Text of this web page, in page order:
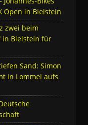
Open in Bielstein
zwei beim
in Bielstein für
Sand: Simon
in Lommel aufs